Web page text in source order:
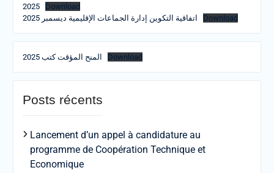
2025
Download
اتفاقية التكوين إدارة الجماعات الإقليمية ديسمبر 2025
Download
المنح المؤقت كتب 2025 Download
Posts récents
Lancement d’un appel à candidature au
programme de Coopération Technique et
Economique